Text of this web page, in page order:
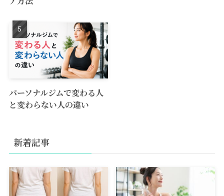
パーソナルジムで変わる人
と変わらない人の違い
新着記事